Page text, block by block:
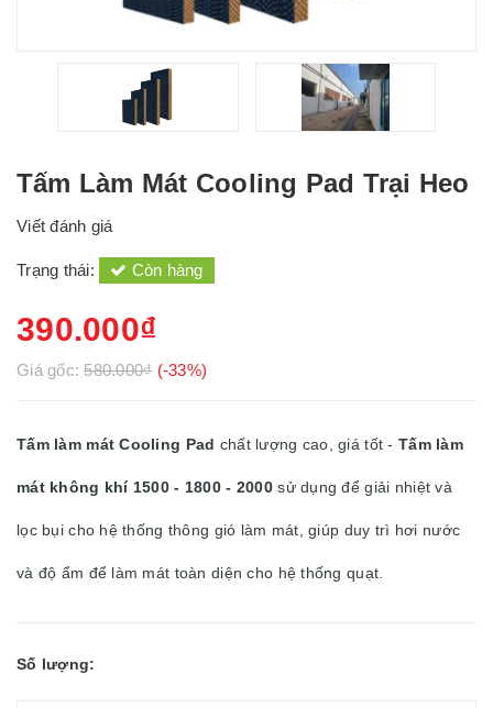
Tấm Làm Mát Cooling Pad Trại Heo
Viết đánh giá
Trạng thái: Còn hàng
390.000₫
Giá gốc:580.000₫ (-33%)
Tấm làm mát Cooling Pad chất lượng cao, giá tốt -Tấm làm
mát không khí 1500 - 1800 - 2000sử dụng để giải nhiệt và
lọc bụi cho hệ thống thông gió làm mát, giúp duy trì hơi nước
và độ ẩm để làm mát toàn diện cho hệ thống quạt.
Số lượng: